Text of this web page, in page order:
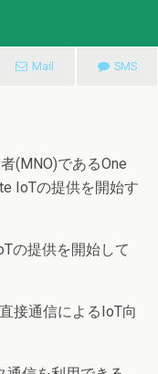
Mail SMS
(MNO)であるOne
IoTの提供を開始す
の提供を開始して
接通信によるIoT向